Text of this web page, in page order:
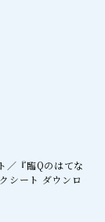
／『臨Qのはてな
シート ダウンロ